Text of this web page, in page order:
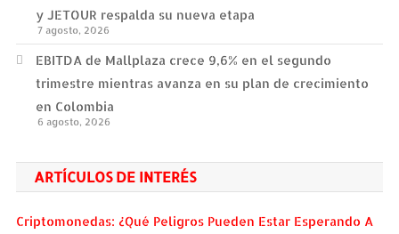
y JETOUR respalda su nueva etapa
7 agosto, 2026
EBITDA de Mallplaza crece 9,6% en el segundo
trimestre mientras avanza en su plan de crecimiento
en Colombia
6 agosto, 2026
ARTÍCULOS DE INTERÉS
Criptomonedas: ¿Qué Peligros Pueden Estar Esperando A